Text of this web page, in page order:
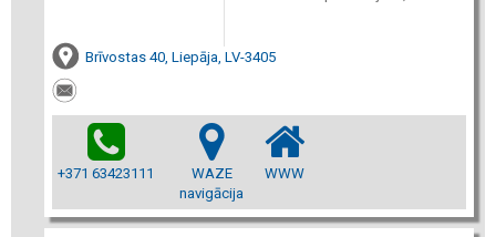
Brīvostas 40, Liepāja, LV-3405
+371 63423111
WAZE
navigācija
WWW